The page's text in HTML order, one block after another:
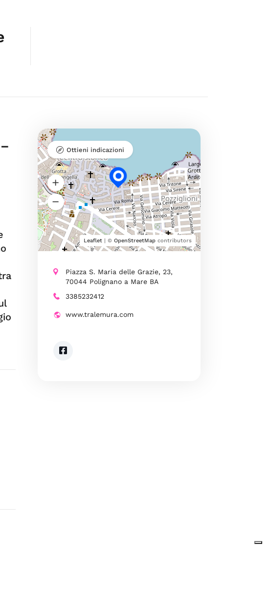
Leaflet| © OpenStreetMapcontributors
Ottieni indicazioni
Piazza S. Maria delle Grazie, 23,
70044 Polignano a Mare BA
3385232412
www.tralemura.com